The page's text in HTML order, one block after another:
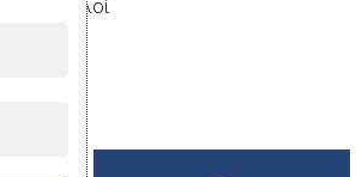
Στρογγυλοί